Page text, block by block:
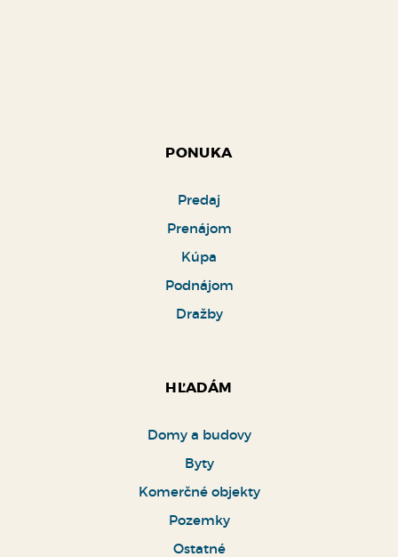
PONUKA
Predaj
Prenájom
Kúpa
Podnájom
Dražby
HĽADÁM
Domy a budovy
Byty
Komerčné objekty
Pozemky
Ostatné